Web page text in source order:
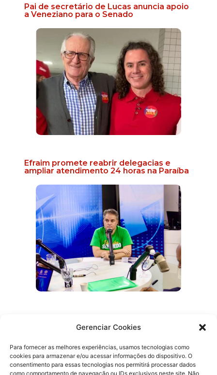
Gerenciar Cookies
Para fornecer as melhores experiências, usamos tecnologias como
cookies para armazenar e/ou acessar informações do dispositivo. O
consentimento para essas tecnologias nos permitirá processar dados
como comportamento de navegação ou IDs exclusivos neste site. Não
Pai de secretário de Lucas anuncia apoio
a Veneziano para o Senado
Efraim promete reabrir delegacias e
ampliar atendimento 24 horas na Paraíba
anuncia apoio a Efraim para Governo do